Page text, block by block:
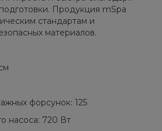
Продукция mSpa
стандартам и
материалов.
форсунок: 125
насоса: 720 Вт